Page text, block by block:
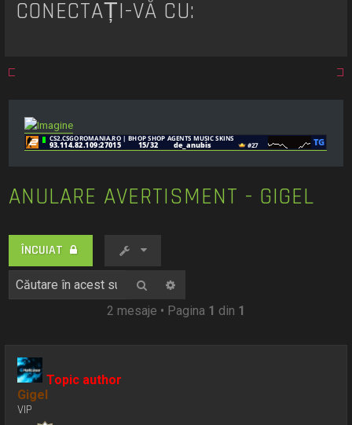
t
CONECTAȚI-VĂ CU:
ANULARE AVERTISMENT - GIGEL
ÎNCUIAT
Căutare
2 mesaje • Pagina 1 din 1
Topic author
Gigel
VIP